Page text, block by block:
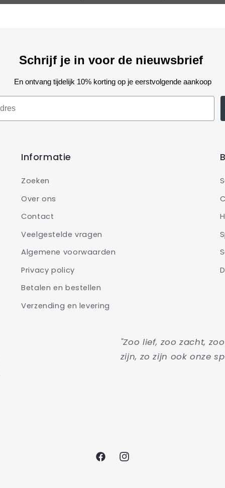
Schrijf je in voor de nieuwsbrief
En ontvang tijdelijk 10% korting op je eerstvolgende aankoop
Informatie
Zoeken
Over ons
Contact
Veelgestelde vragen
Algemene voorwaarden
Privacy policy
Betalen en bestellen
Verzending en levering
"Zoo lief, zoo zacht,
zijn, zo zijn ook onze
FacebookInstagram